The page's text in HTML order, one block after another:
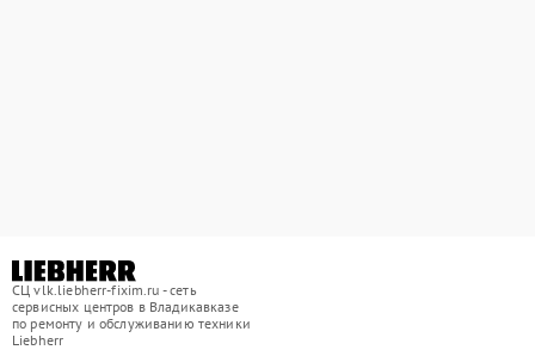
СЦ vlk.liebherr-fixim.ru - сеть
сервисных центров в Владикавказе
по ремонту и обслуживанию техники
Liebherr